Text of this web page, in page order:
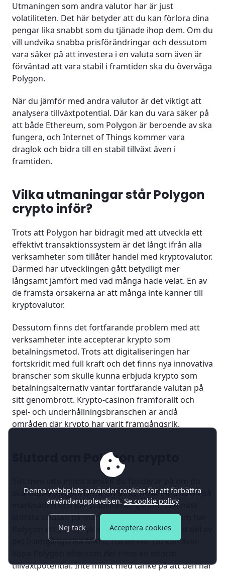
Utmaningen som andra valutor har är just
volatiliteten. Det här betyder att du kan förlora dina
pengar lika snabbt som du tjänade ihop dem. Om du
vill undvika snabba prisförändringar och dessutom
vara säker på att investera i en valuta som även är
förväntad att vara stabil i framtiden ska du överväga
Polygon.
När du jämför med andra valutor är det viktigt att
analysera tillväxtpotential. Där kan du vara säker på
att både Ethereum, som Polygon är beroende av ska
fungera, och Internet of Things kommer vara
draglok och bidra till en stabil tillväxt även i
framtiden.
Vilka utmaningar står Polygon
crypto inför?
Trots att Polygon har bidragit med att utveckla ett
effektivt transaktionssystem är det långt ifrån alla
verksamheter som tillåter handel med kryptovalutor.
Därmed har utvecklingen gått betydligt mer
långsamt jämfört med vad många hade velat. En av
de främsta orsakerna är att många inte känner till
kryptovalutor.
Dessutom finns det fortfarande problem med att
verksamheter inte accepterar krypto som
betalningsmetod. Trots att digitaliseringen har
fortskridit med full kraft och det finns nya innovativa
branscher som skulle kunna erbjuda krypto som
betalningsalternativ väntar fortfarande valutan på
sitt genombrott. Krypto-casinon framförallt och
spel- och underhållningsbranschen är ändå
områden där krypto har varit framgångsrik.
Slutord om Polygon crypto
ska köpa Polygon. De är en av de mest innovativa på
marknaden och blir stabiliserad genom den näst
största valutan på marknaden Ether. Dessutom har
Polygon ett starkt rykte eftersom det har varit del av
det framgångsrika MATIC nätverket. Du kan även
tillväxtpotential. Inte minst med tanke på att den har
Denna webbplats använder cookies för att förbättra
användarupplevelsen. Se cookie policy
Nej tack Acceptera cookies